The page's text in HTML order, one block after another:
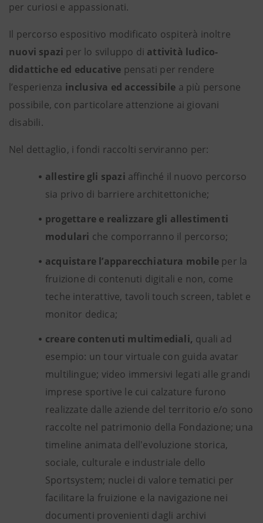
per curiosi e appassionati.
Il percorso espositivo modificato ospiterà inoltre
nuovi spazi per lo sviluppo di attività ludico-
didattiche ed educative pensati per rendere
l’esperienza inclusiva ed accessibile a più persone
possibile, con particolare attenzione ai giovani
disabili.
Nel dettaglio, i fondi raccolti serviranno per:
allestire gli spazi affinché il nuovo percorso
sia privo di barriere architettoniche;
progettare e realizzare gli allestimenti
modulari che comporranno il percorso;
acquistare l’apparecchiatura mobile per la
fruizione di contenuti digitali e non, come
teche interattive, tavoli touch screen, tablet e
monitor dedica;
creare contenuti multimediali, quali ad
esempio: un tour virtuale con guida avatar
multilingue; video immersivi legati alle grandi
imprese sportive le cui calzature furono
realizzate dalle aziende del territorio e/o sono
raccolte nel patrimonio della Fondazione; una
timeline animata dell'evoluzione storica,
sociale, culturale e industriale dello
Sportsystem; nuclei di valore tematici per
facilitare la fruizione e la navigazione nei
documenti provenienti dagli archivi